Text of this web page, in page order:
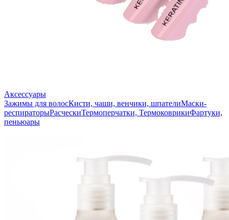
Аксессуары
Зажимы для волосКисти, чаши, венчики, шпателиМаски-
респираторыРасческиТермоперчатки, ТермоковрикиФартуки,
пеньюары